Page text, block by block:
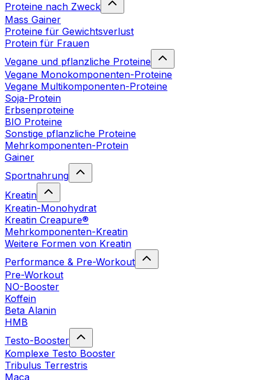
Proteine nach Zweck
Mass Gainer
Proteine für Gewichtsverlust
Protein für Frauen
Vegane und pflanzliche Proteine
Vegane Monokomponenten-Proteine
Vegane Multikomponenten-Proteine
Soja-Protein
Erbsenproteine
BIO Proteine
Sonstige pflanzliche Proteine
Mehrkomponenten-Protein
Gainer
Sportnahrung
Kreatin
Kreatin-Monohydrat
Kreatin Creapure®
Mehrkomponenten-Kreatin
Weitere Formen von Kreatin
Performance & Pre-Workout
Pre-Workout
NO-Booster
Koffein
Beta Alanin
HMB
Testo-Booster
Komplexe Testo Booster
Tribulus Terrestris
Maca